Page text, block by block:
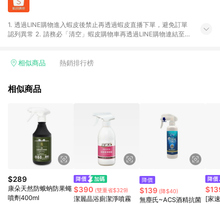
1. 透過LINE購物進入蝦皮後禁止再透過蝦皮直播下單，避免訂單
認列異常 2. 請務必「清空」蝦皮購物車再透過LINE購物連結至蝦
易後，想下第二張訂單，請重新從LINE購物連結至蝦皮商店進行
後之最終金額進行計算。 6. 用戶需於同一瀏覽器進行交易（若自
會有攤提折抵導致訂單金額些微落差 9. 同一商品品項(即便不同
尺寸規格)，皆會計入同一筆返點上限進行計算 10. 蝦皮會將LINE
的導購跳轉紀錄與蝦皮的會員ID進行綁定，若後續七天內未透過
其他媒體來源導入蝦皮官網，則七天內於該蝦皮帳號下訂的首筆
訂單會被蝦皮認列為該LINE用戶導購跳轉時所成立之訂單。 11.
若同一用戶使用一個以上蝦皮帳號透過LINE購物進行導購，將可
能導致無法收到導購通知，亦可能無法收到點數，再請留意。 13.
請注意以下行為將可能導致無法取得 LINE POINTS 點數回饋資
格：使用非指定之途徑及方式完成交易，或經由蝦皮系統判斷點
擊路徑不符合回饋資格或規則者。 14. 若有贈點爭議，請務必於
相似商品 熱銷排行榜
相似商品
$289
康朵天然防蛾蚋防果蠅
噴劑400ml
$390 (雙重省$329)
潔麗晶浴廁潔淨噴霧
降價
$139 (降$40)
無塵氏~ACS酒精抗菌 [家